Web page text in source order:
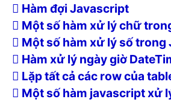
Hàm đợi Javascript
Một số hàm xử lý chữ
Một số hàm xử lý số trong
Hàm xử lý ngày giờ
Lặp tất cả các row của
Một số hàm javascript xử